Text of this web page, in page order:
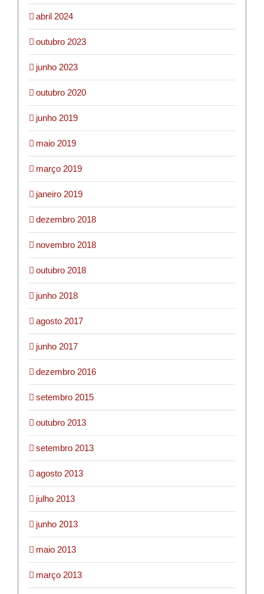
abril 2024
outubro 2023
junho 2023
outubro 2020
junho 2019
maio 2019
março 2019
janeiro 2019
dezembro 2018
novembro 2018
outubro 2018
junho 2018
agosto 2017
junho 2017
dezembro 2016
setembro 2015
outubro 2013
setembro 2013
agosto 2013
julho 2013
junho 2013
maio 2013
março 2013